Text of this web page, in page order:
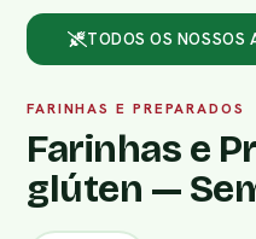
TODOS OS NOSSOS
FARINHAS E PREPARADOS
Farinhas e
glúten —